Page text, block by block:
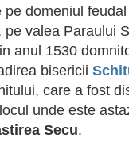
pe domeniul
pe valea Paraului
anul 1530
bisericii
care a fost
unde este
Secu.